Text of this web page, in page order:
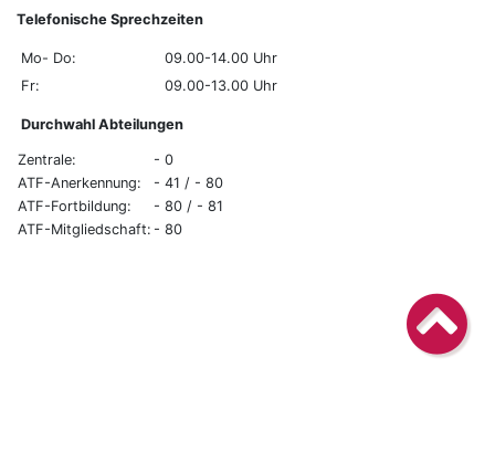
Telefonische Sprechzeiten
Mo- Do:
09.00-14.00 Uhr
Fr:
09.00-13.00 Uhr
Durchwahl Abteilungen
Zentrale:
- 0
ATF-Anerkennung:
- 41 / - 80
ATF-Fortbildung:
- 80 / - 81
ATF-Mitgliedschaft: - 80